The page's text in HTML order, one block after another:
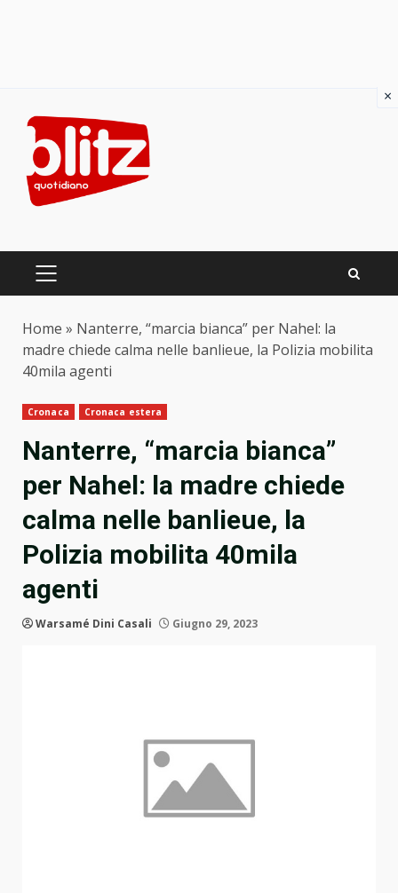
content
PRIMARY
Home » Nanterre, “marcia bianca” per Nahel: la
madre chiede calma nelle banlieue, la Polizia mobilita
40mila agenti
Cronaca Cronaca estera
Nanterre, “marcia bianca”
per Nahel: la madre chiede
calma nelle banlieue, la
Polizia mobilita 40mila
agenti
Warsamé Dini Casali Giugno 29, 2023
×